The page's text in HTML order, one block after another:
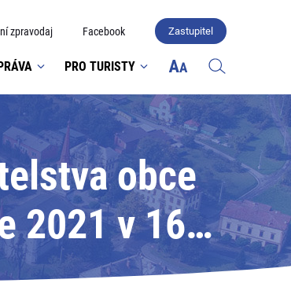
zpravodaj Facebook Zastupitel
PRO TURISTY
obce
2021 v 16
Doubrava;